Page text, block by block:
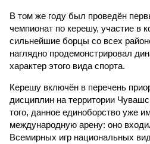
В том же году был проведён
чемпионат по керешу, участие в
сильнейшие борцы со всех
наглядно продемонстрировал
характер этого вида спорта.
Керешу включён в перечень
дисциплин на территории
того, данное единоборство уже
международную арену: оно
Всемирных игр национальных